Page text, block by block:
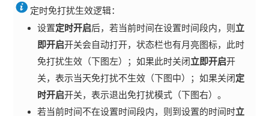
定时免打扰生效逻辑：
设置定时开启后，若当前时间在设置时间段内，则 立
即开启开关会自动打开，状态栏也有月亮图标，此时
免打扰生效（下图左）；如果此时关闭立即开启开
关，表示当天免打扰不生效（下图中）；如果关闭定
时开启开关，表示退出免打扰模式（下图右）。
若当前时间不在设置时间段内，则到设置的时间时立